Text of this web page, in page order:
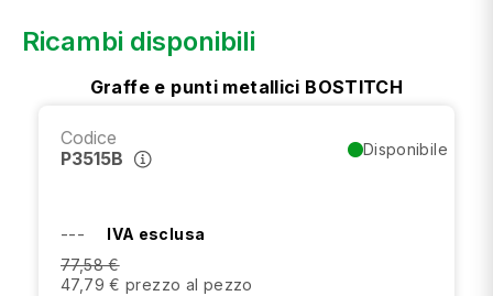
Ricambi disponibili
Graffe e punti metallici BOSTITCH
Codice
P3515B
Disponibile
---
IVA esclusa
77,58 €
47,79 € prezzo al pezzo